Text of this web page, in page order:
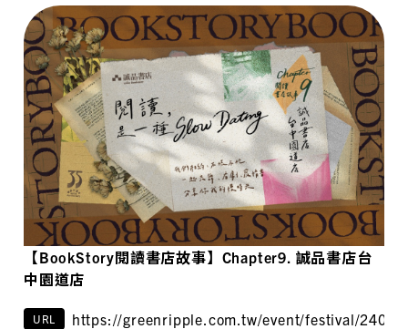
【BookStory閱讀書店故事】Chapter9. 誠品書店台
中園道店
URL https://greenripple.com.tw/event/festival/